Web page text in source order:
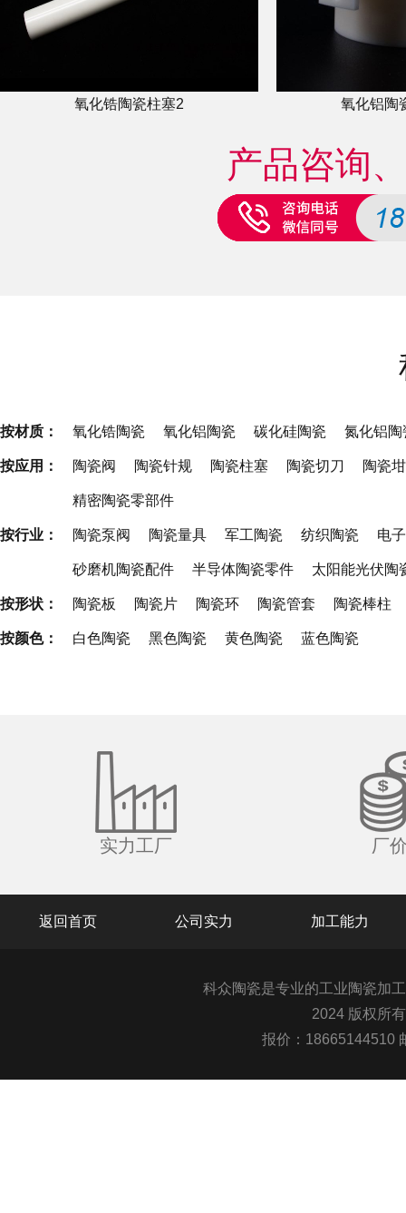
氧化锆陶瓷柱塞2 氧化铝陶
产品咨询
按材质： 氧化锆陶瓷 氧化铝陶瓷 碳化硅陶瓷 氮化铝陶
按应用： 陶瓷阀 陶瓷针规 陶瓷柱塞 陶瓷切刀 陶瓷
精密陶瓷零部件
按行业： 陶瓷泵阀 陶瓷量具 军工陶瓷 纺织陶瓷 电
砂磨机陶瓷配件 半导体陶瓷零件 太阳能光伏陶
按形状： 陶瓷板 陶瓷片 陶瓷环 陶瓷管套 陶瓷棒柱
按颜色： 白色陶瓷 黑色陶瓷 黄色陶瓷 蓝色陶瓷
实力工厂 厂
返回首页 公司实力 加工能力
科众陶瓷是专业的工业陶瓷加
2024 版权所
报价：18665144510